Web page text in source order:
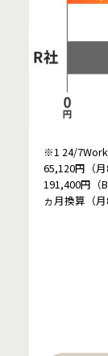
※1 24/
65,120円（
191,400円（
ヵ月換算（